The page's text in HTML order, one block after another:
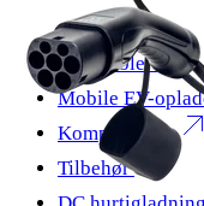
Alle kabler
Mobile EV-
Komponenter
Tilbehør